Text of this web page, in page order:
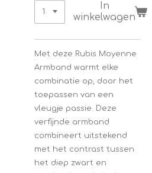
In
winkelwagen
Met deze Rubis Moyenne
Armband warmt elke
combinatie op, door het
toepassen van een
vleugje passie. Deze
verfijnde armband
combineert uitstekend
met het contrast tussen
het diep zwart en